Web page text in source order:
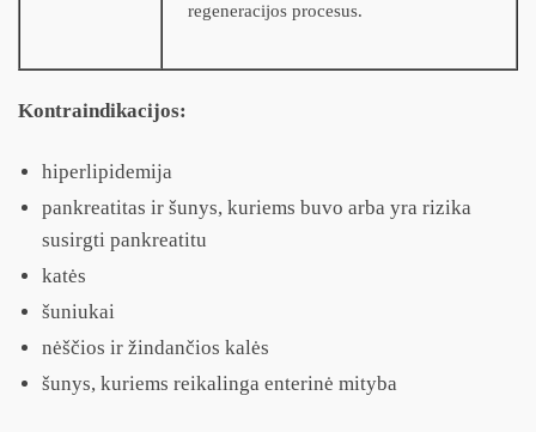
regeneracijos procesus.
Kontraindikacijos:
hiperlipidemija
pankreatitas ir šunys, kuriems buvo arba yra rizika
susirgti pankreatitu
katės
šuniukai
nėščios ir žindančios kalės
šunys, kuriems reikalinga enterinė mityba